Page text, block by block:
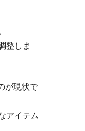
整しま
が現状で
アイテム